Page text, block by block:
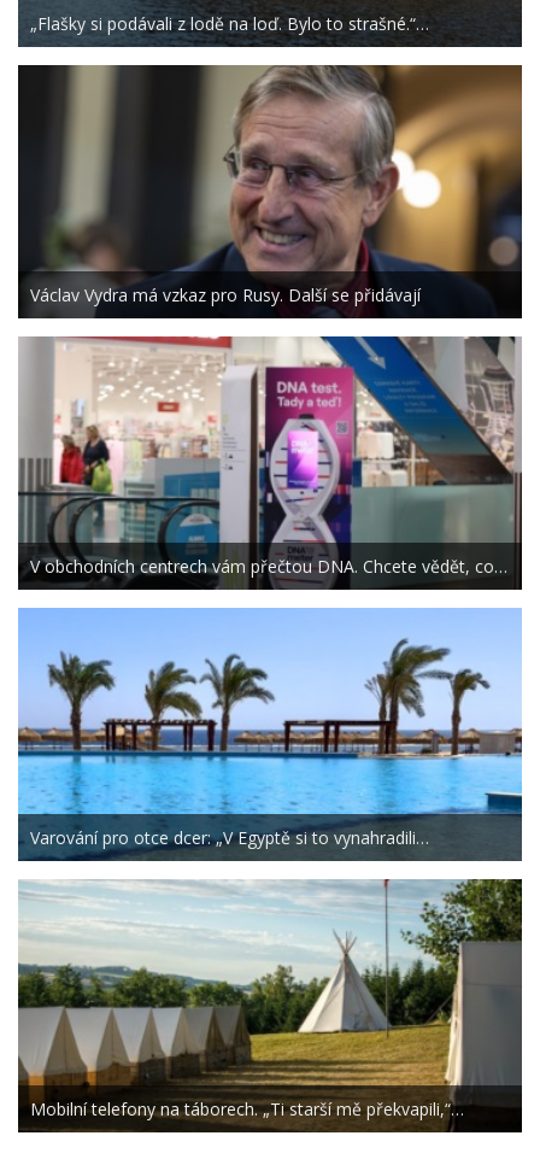
„Flašky si podávali z lodě na loď. Bylo to strašné.“…
Václav Vydra má vzkaz pro Rusy. Další se přidávají
V obchodních centrech vám přečtou DNA. Chcete vědět, co…
Varování pro otce dcer: „V Egyptě si to vynahradili…
Mobilní telefony na táborech. „Ti starší mě překvapili,“…